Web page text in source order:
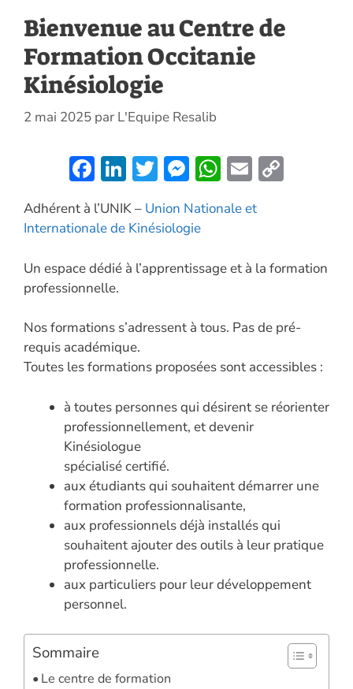
Bienvenue au Centre de
Formation Occitanie
Kinésiologie
2 mai 2025 par L'Equipe Resalib
F
e
b
o
o
k
Li
k
e
dI
T
itt
er
M
se
n
g
W
at
A
p
E
ai
Li
k
Adhérent à l’UNIK – Union Nationale et
Internationale de Kinésiologie
Un espace dédié à l’apprentissage et à la formation
professionnelle.
Nos formations s’adressent à tous. Pas de pré-
requis académique.
Toutes les formations proposées sont accessibles :
à toutes personnes qui désirent se réorienter
professionnellement, et devenir
Kinésiologue
spécialisé certifié.
aux étudiants qui souhaitent démarrer une
formation professionnalisante,
aux professionnels déjà installés qui
souhaitent ajouter des outils à leur pratique
professionnelle.
aux particuliers pour leur développement
personnel.
Sommaire
Le centre de formation